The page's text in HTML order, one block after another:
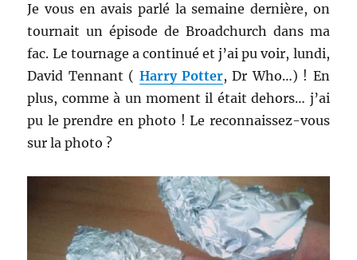
Je vous en avais parlé la semaine dernière, on
tournait un épisode de Broadchurch dans ma
fac. Le tournage a continué et j’ai pu voir, lundi,
David Tennant ( Harry Potter, Dr Who…) ! En
plus, comme à un moment il était dehors… j’ai
pu le prendre en photo ! Le reconnaissez-vous
sur la photo ?